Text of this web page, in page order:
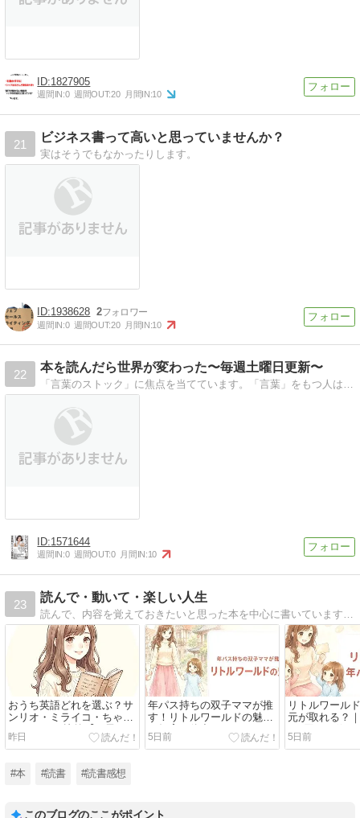
1827905
週間IN:0 週間OUT:20 月間IN:10
21
ビジネス書って高いと思っていませんか？
実はそうでもなかったりします。
1938628 2
週間IN:0 週間OUT:20 月間IN:10
22
本を読んだら世界が変わった〜毎週土曜日更新〜
1571644
週間IN:0 週間OUT:0 月間IN:10
23
読んで・動いて・楽しい人生
おうち英語どれを選ぶ？サ
ンリオ・ミライコ・ちゃれ
んじ・DWE比較【双子マ
マ】
昨日
年パス持ちの双子ママが推
す！リトルワールドの魅力
｜知育も体力づくりも1日
で
5日前
リトルワール
元が取れる？
ら2回でお釣り
5日前
#本 #読書 #読書感想
このブログのここがポイント